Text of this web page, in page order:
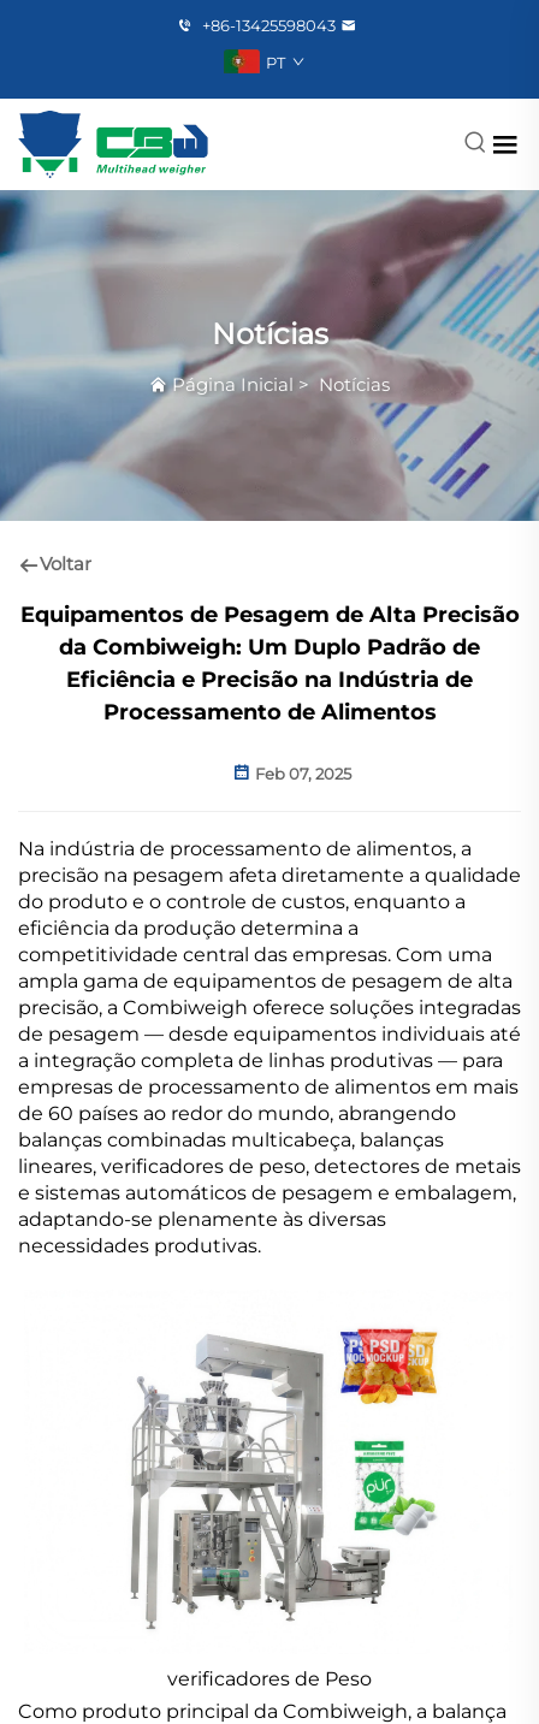
+86-13425598043
PT
Notícias
Página Inicial > Notícias
Voltar
Equipamentos de Pesagem de Alta Precisão
da Combiweigh: Um Duplo Padrão de
Eficiência e Precisão na Indústria de
Processamento de Alimentos
Feb 07, 2025
Na indústria de processamento de alimentos, a
precisão na pesagem afeta diretamente a qualidade
do produto e o controle de custos, enquanto a
eficiência da produção determina a
competitividade central das empresas. Com uma
ampla gama de equipamentos de pesagem de alta
precisão, a Combiweigh oferece soluções integradas
de pesagem — desde equipamentos individuais até
a integração completa de linhas produtivas — para
empresas de processamento de alimentos em mais
de 60 países ao redor do mundo, abrangendo
balanças combinadas multicabeça, balanças
lineares, verificadores de peso, detectores de metais
e sistemas automáticos de pesagem e embalagem,
adaptando-se plenamente às diversas
necessidades produtivas.
verificadores de Peso
Como produto principal da Combiweigh, a balança